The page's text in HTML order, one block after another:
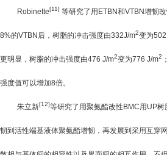
Robinette[11] 等研究了用 ETBN和VTBN增韧
8%的VTBN 后，树脂的冲击强度由332J/m2变为
更明显，树脂的冲击强度由476 J/m2变为776 J/m2
强度值可以增加8倍。
朱立新[12]等研究了用聚氨酯改性 BMC用 UP树
韧到活性端基液体聚氨酯增韧，再发展到采用互穿